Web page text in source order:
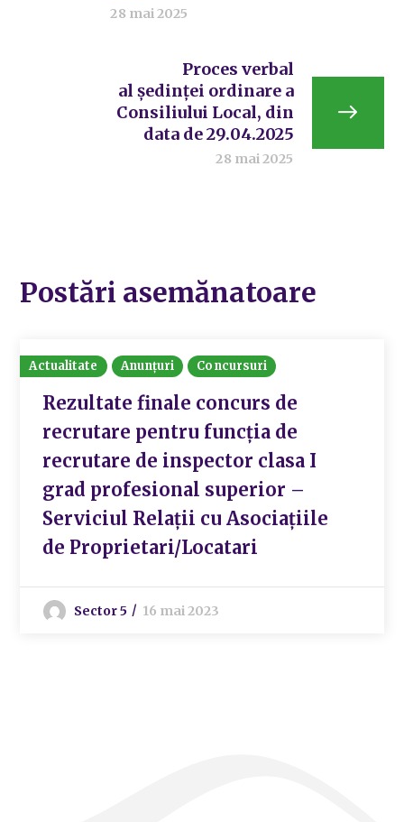
28 mai 2025
Proces verbal
al ședinței ordinare a
Consiliului Local, din
data de 29.04.2025
28 mai 2025
Postări asemănatoare
Actualitate Anunțuri Concursuri
Rezultate finale concurs de
recrutare pentru funcția de
recrutare de inspector clasa I
grad profesional superior –
Serviciul Relații cu Asociațiile
de Proprietari/Locatari
Sector 5 16 mai 2023